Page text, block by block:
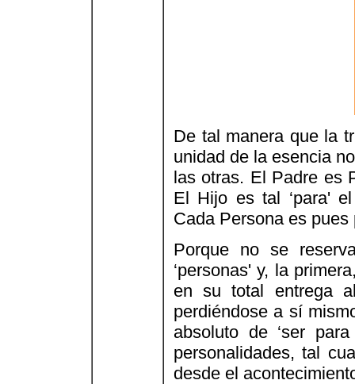
De tal manera que la
unidad de la esencia
las otras. El Padre es
El Hijo es tal ‘para'
Cada Persona es pues
Porque no se
‘personas' y, la
en su total entrega
perdiéndose a sí
absoluto de ‘ser
personalidades, tal
desde el